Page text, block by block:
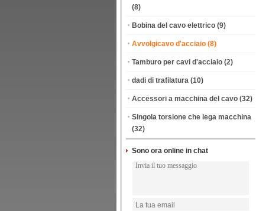
(8)
Bobina del cavo elettrico (9)
Avvolgicavo d'acciaio (8)
Tamburo per cavi d'acciaio (2)
dadi di trafilatura (10)
Accessori a macchina del cavo (32)
Singola torsione che lega macchina
(32)
Sono ora online in chat